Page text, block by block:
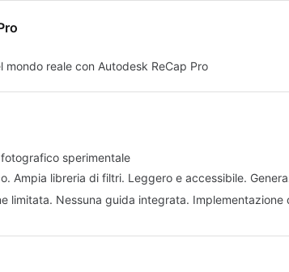
reale con Autodesk ReCap Pro
sperimentale
Ampia libreria di filtri. Leggero e accessibile.
limitata. Nessuna guida integrata.